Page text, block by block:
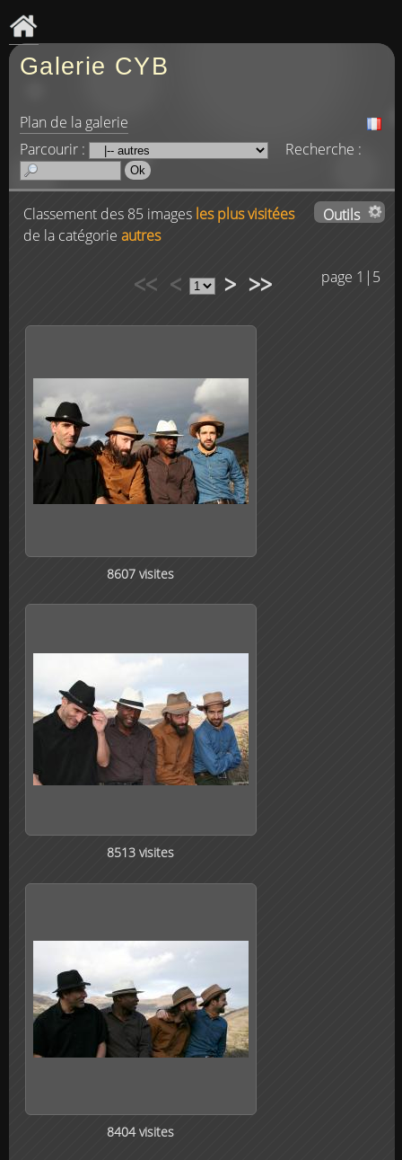
Galerie CYB
Plan de la galerie
Parcourir :
Recherche :
Outils
Classement des 85 images les plus visitées
de la catégorie autres
page 1|5
<< < > >>
8607 visites
8513 visites
8404 visites